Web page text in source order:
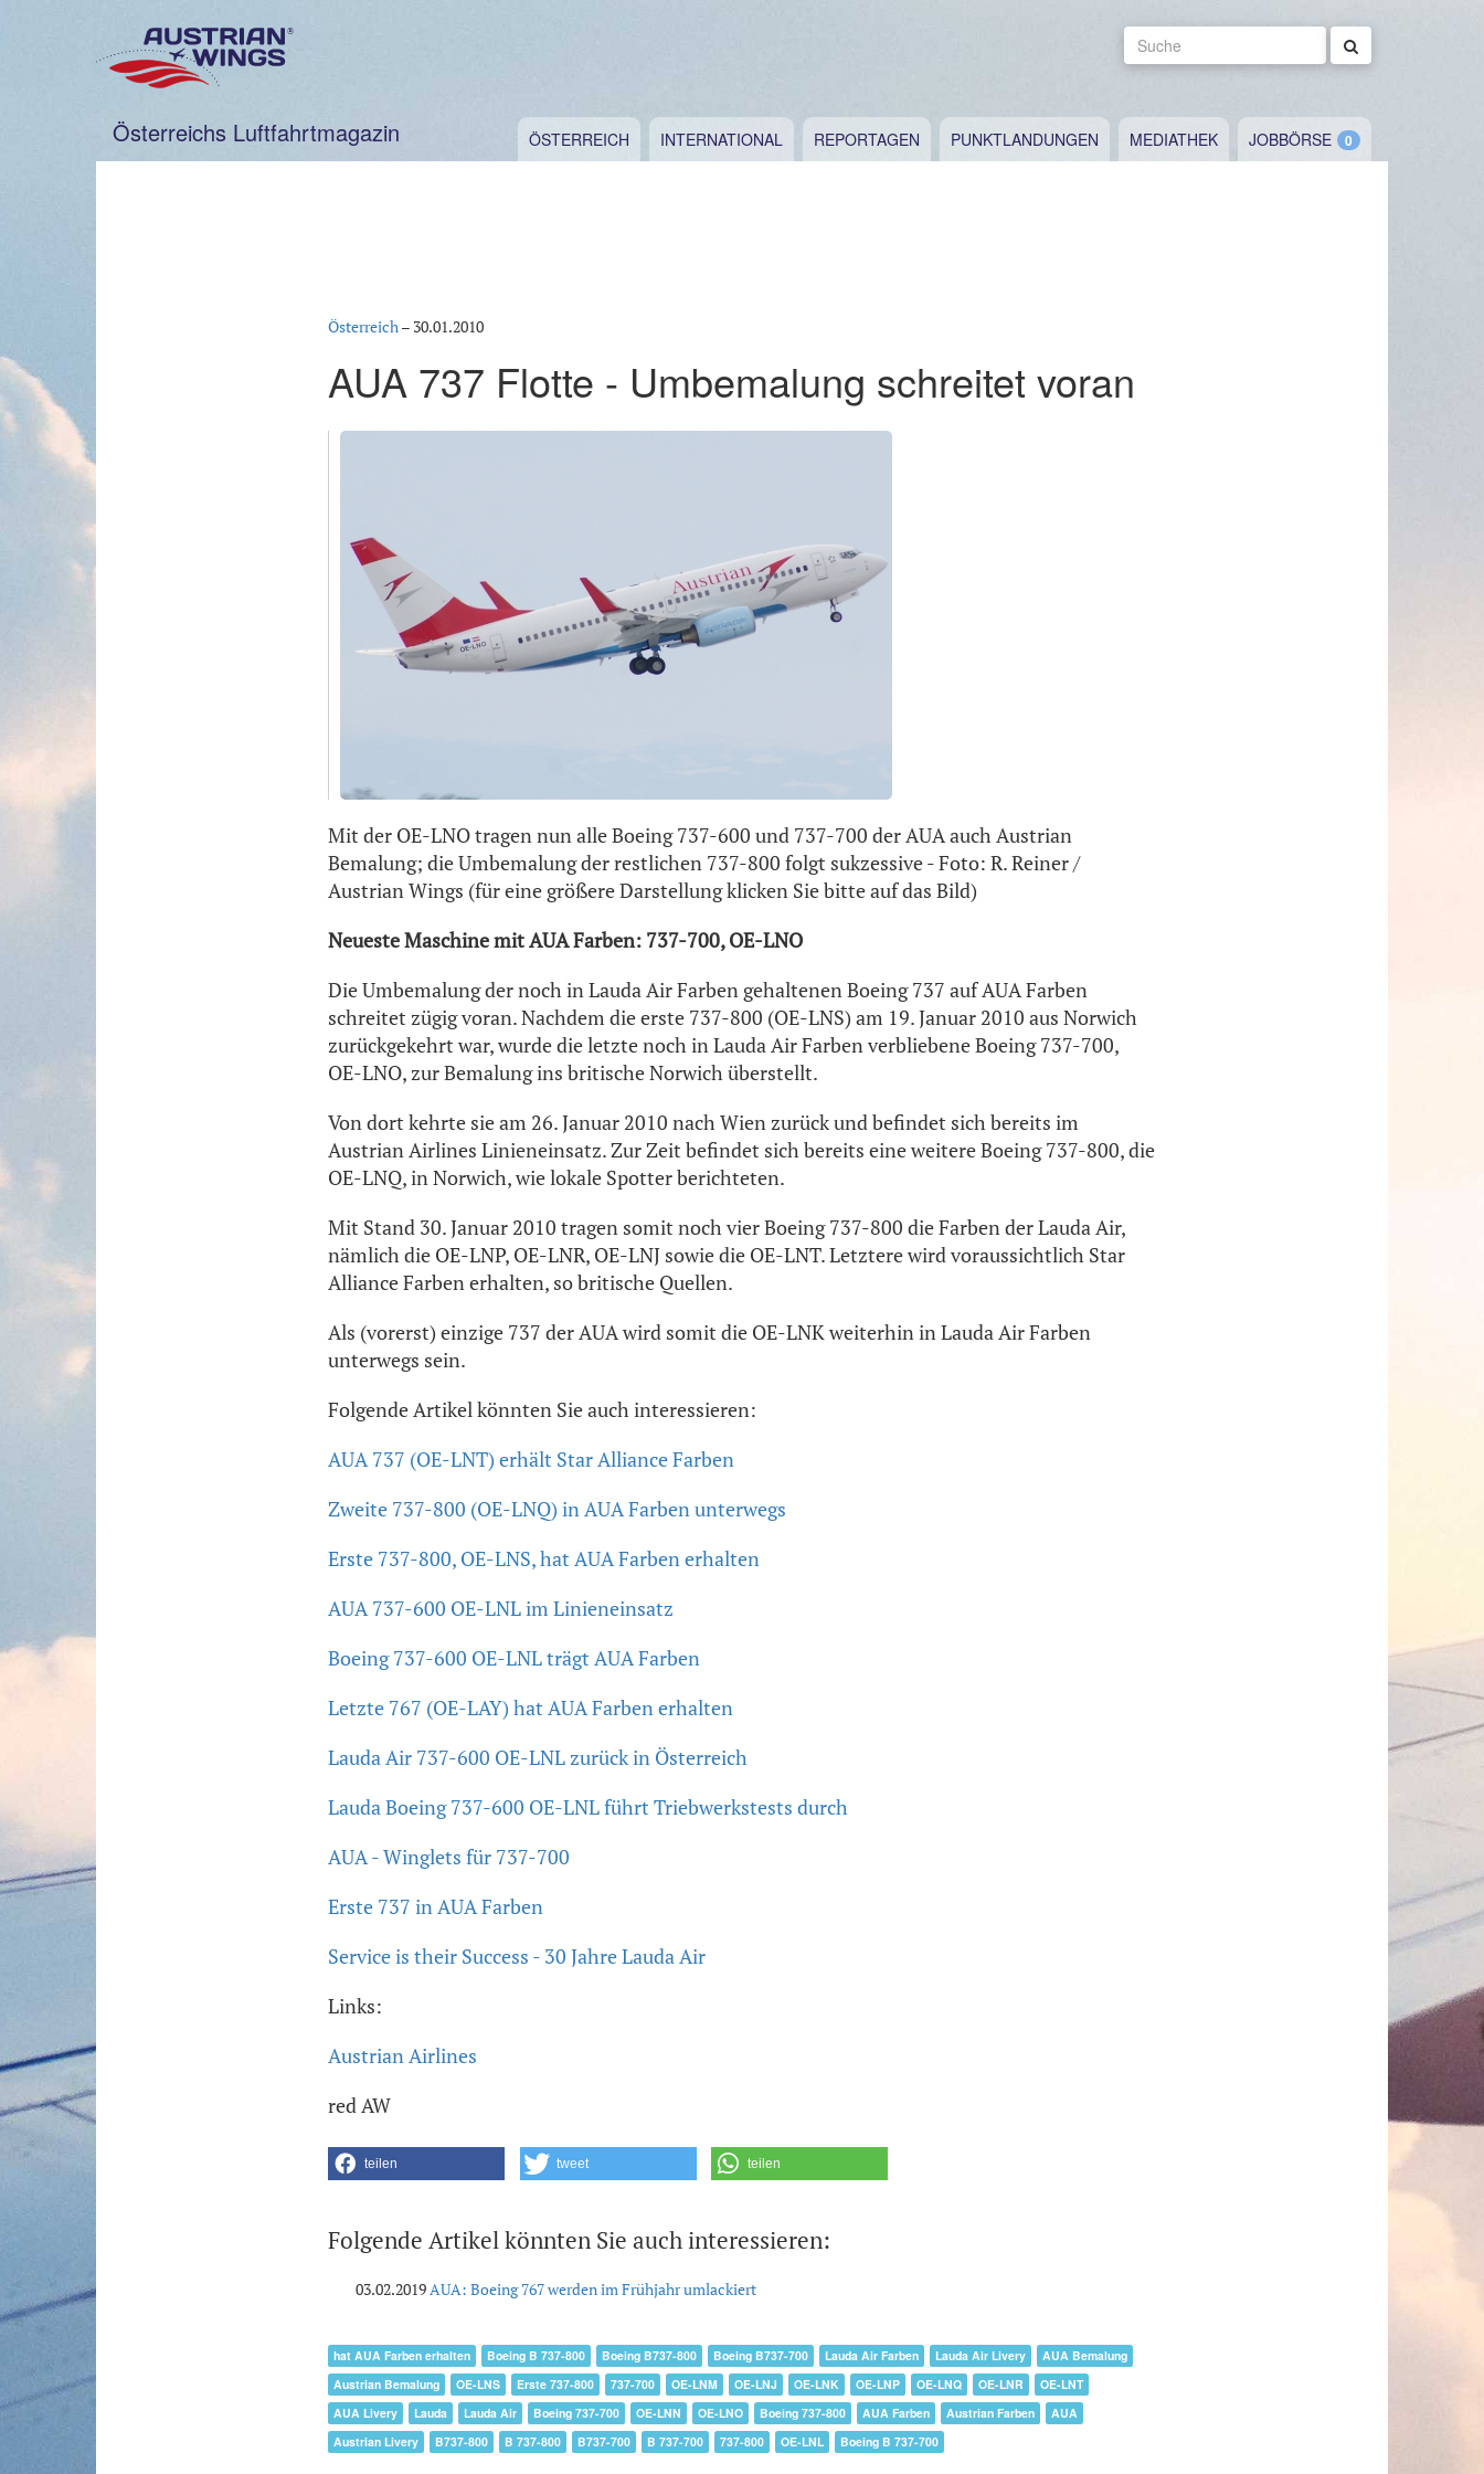
Suche
Österreichs Luftfahrtmagazin ÖSTERREICH INTERNATIONAL REPORTAGEN PUNKTLANDUNGEN MEDIATHEK JOBBÖRSE
Österreich– 30.01.2010
AUA 737 Flotte - Umbemalung schreitet voran
Mit der OE-LNO tragen nun alle Boeing 737-600 und 737-700 der AUA auch Austrian
Bemalung; die Umbemalung der restlichen 737-800 folgt sukzessive - Foto: R. Reiner /
Austrian Wings (für eine größere Darstellung klicken Sie bitte auf das Bild)
Neueste Maschine mit AUA Farben: 737-700, OE-LNO
Die Umbemalung der noch in Lauda Air Farben gehaltenen Boeing 737 auf AUA Farben
schreitet zügig voran. Nachdem die erste 737-800 (OE-LNS) am 19. Januar 2010 aus Norwich
zurückgekehrt war, wurde die letzte noch in Lauda Air Farben verbliebene Boeing 737-700,
OE-LNO, zur Bemalung ins britische Norwich überstellt.
Von dort kehrte sie am 26. Januar 2010 nach Wien zurück und befindet sich bereits im
Austrian Airlines Linieneinsatz. Zur Zeit befindet sich bereits eine weitere Boeing 737-800, die
OE-LNQ, in Norwich, wie lokale Spotter berichteten.
Mit Stand 30. Januar 2010 tragen somit noch vier Boeing 737-800 die Farben der Lauda Air,
nämlich die OE-LNP, OE-LNR, OE-LNJ sowie die OE-LNT. Letztere wird voraussichtlich Star
Alliance Farben erhalten, so britische Quellen.
Als (vorerst) einzige 737 der AUA wird somit die OE-LNK weiterhin in Lauda Air Farben
unterwegs sein.
Folgende Artikel könnten Sie auch interessieren:
AUA 737 (OE-LNT) erhält Star Alliance Farben
Zweite 737-800 (OE-LNQ) in AUA Farben unterwegs
Erste 737-800, OE-LNS, hat AUA Farben erhalten
AUA 737-600 OE-LNL im Linieneinsatz
Boeing 737-600 OE-LNL trägt AUA Farben
Letzte 767 (OE-LAY) hat AUA Farben erhalten
Lauda Air 737-600 OE-LNL zurück in Österreich
Lauda Boeing 737-600 OE-LNL führt Triebwerkstests durch
AUA - Winglets für 737-700
Erste 737 in AUA Farben
Service is their Success - 30 Jahre Lauda Air
Links:
Austrian Airlines
red AW
teilen tweet teilen
Folgende Artikel könnten Sie auch interessieren:
03.02.2019AUA: Boeing 767 werden im Frühjahr umlackiert
hat AUA Farben erhalten Boeing B 737-800 Boeing B737-800 Boeing B737-700 Lauda Air Farben Lauda Air Livery
AUA Bemalung
Austrian Bemalung
OE-LNS Erste 737-800 737-700 OE-LNM OE-LNJ OE-LNK OE-LNP OE-LNQ OE-LNR
OE-LNT
AUA Livery
Lauda Lauda Air Boeing 737-700 OE-LNN OE-LNO Boeing 737-800 AUA Farben Austrian Farben
AUA
Austrian Livery
B737-800 B 737-800 B737-700 B 737-700 737-800 OE-LNL Boeing B 737-700